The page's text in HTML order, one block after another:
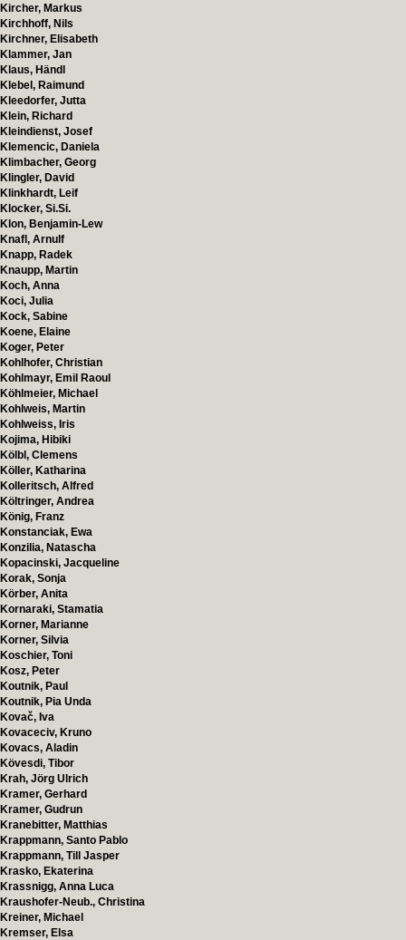
Kircher, Markus
Kirchhoff, Nils
Kirchner, Elisabeth
Klammer, Jan
Klaus, Händl
Klebel, Raimund
Kleedorfer, Jutta
Klein, Richard
Kleindienst, Josef
Klemencic, Daniela
Klimbacher, Georg
Klingler, David
Klinkhardt, Leif
Klocker, Si.Si.
Klon, Benjamin-Lew
Knafl, Arnulf
Knapp, Radek
Knaupp, Martin
Koch, Anna
Koci, Julia
Kock, Sabine
Koene, Elaine
Koger, Peter
Kohlhofer, Christian
Kohlmayr, Emil Raoul
Köhlmeier, Michael
Kohlweis, Martin
Kohlweiss, Iris
Kojima, Hibiki
Kölbl, Clemens
Köller, Katharina
Kolleritsch, Alfred
Költringer, Andrea
König, Franz
Konstanciak, Ewa
Konzilia, Natascha
Kopacinski, Jacqueline
Korak, Sonja
Körber, Anita
Kornaraki, Stamatia
Korner, Marianne
Korner, Silvia
Koschier, Toni
Kosz, Peter
Koutnik, Paul
Koutnik, Pia Unda
Kovač, Iva
Kovaceciv, Kruno
Kovacs, Aladin
Kövesdi, Tibor
Krah, Jörg Ulrich
Kramer, Gerhard
Kramer, Gudrun
Kranebitter, Matthias
Krappmann, Santo Pablo
Krappmann, Till Jasper
Krasko, Ekaterina
Krassnigg, Anna Luca
Kraushofer-Neub., Christina
Kreiner, Michael
Kremser, Elsa